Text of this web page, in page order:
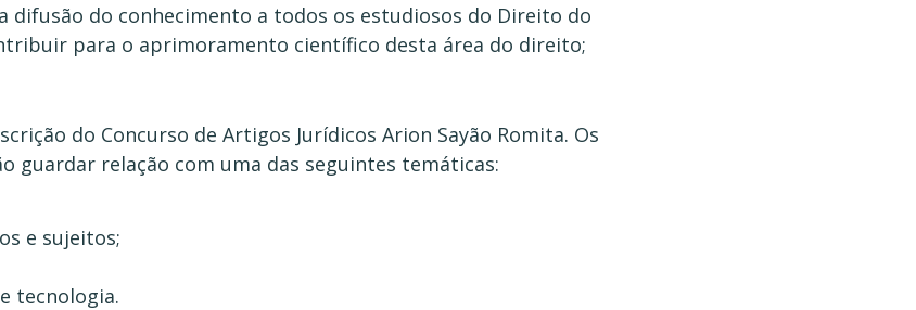
difusão do conhecimento a todos os estudiosos do Direito do
para o aprimoramento científico desta área do direito;
do Concurso de Artigos Jurídicos Arion Sayão Romita. Os
guardar relação com uma das seguintes temáticas:
e sujeitos;
tecnologia.